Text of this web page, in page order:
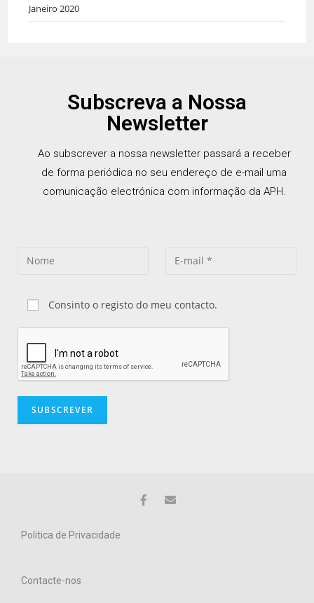
Janeiro 2020
Subscreva a Nossa
Newsletter
Ao subscrever a nossa newsletter passará a receber
de forma periódica no seu endereço de e-mail uma
comunicação electrónica com informação da APH.
Consinto o registo do meu contacto.
Politica de Privacidade
Contacte-nos